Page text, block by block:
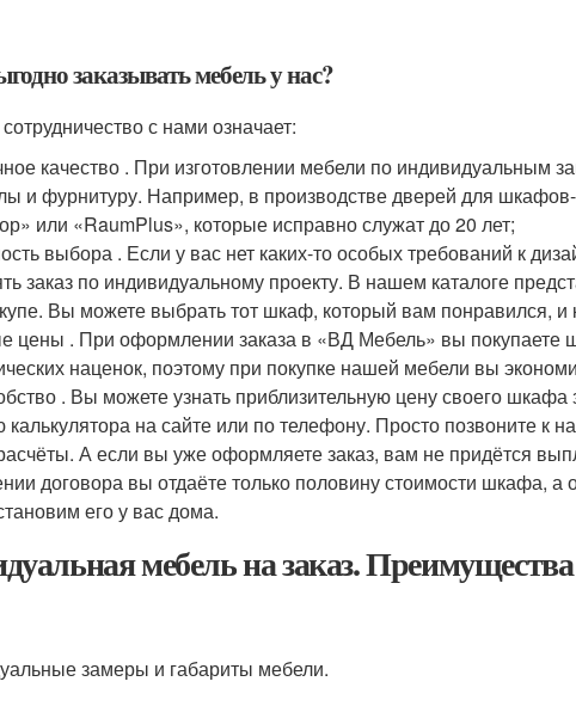
заказывать мебель у нас?
с нами означает:
качество . При изготовлении мебели по индивидуальным
и фурнитуру. Например, в производстве дверей для
или «RaumPlus», которые исправно служат до 20 лет;
выбора . Если у вас нет каких-то особых требований к
заказ по индивидуальному проекту. В нашем каталоге
Вы можете выбрать тот шкаф, который вам понравился, и
цены . При оформлении заказа в «ВД Мебель» вы покупаете
наценок, поэтому при покупке нашей мебели вы
. Вы можете узнать приблизительную цену своего
на сайте или по телефону. Просто позвоните к
А если вы уже оформляете заказ, вам не придётся
договора вы отдаёте только половину стоимости шкафа, а
его у вас дома.
мебель на заказ.
замеры и габариты мебели.